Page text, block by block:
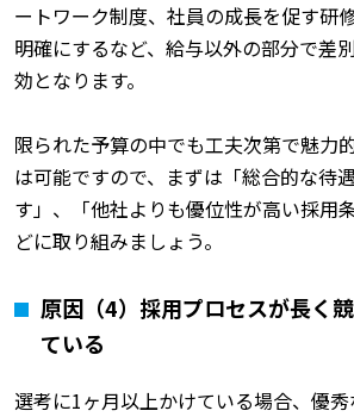
ートワーク制度、社員の成長を促す研
明確にするなど、給与以外の部分で差
効となります。
限られた予算の中でも工夫次第で魅力
は可能ですので、まずは「総合的な待
す」、「他社よりも優位性が高い採用
どに取り組みましょう。
原因（4）採用プロセスが長く
ている
選考に1ヶ月以上かけている場合、優